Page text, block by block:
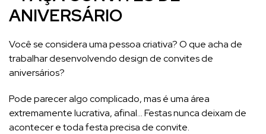
ANIVERSÁRIO
Você se considera uma pessoa criativa? O que acha de
trabalhar desenvolvendo design de convites de
aniversários?
Pode parecer algo complicado, mas é uma área
extremamente lucrativa, afinal… Festas nunca deixam de
acontecer e toda festa precisa de convite.